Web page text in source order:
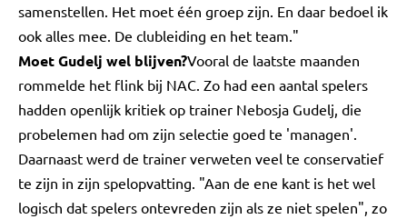
samenstellen. Het moet één groep zijn. En daar bedoel ik
ook alles mee. De clubleiding en het team."
Moet Gudelj wel blijven?Vooral de laatste maanden
rommelde het flink bij NAC. Zo had een aantal spelers
hadden openlijk kritiek op trainer Nebosja Gudelj, die
probelemen had om zijn selectie goed te 'managen'.
Daarnaast werd de trainer verweten veel te conservatief
te zijn in zijn spelopvatting. "Aan de ene kant is het wel
logisch dat spelers ontevreden zijn als ze niet spelen", zo